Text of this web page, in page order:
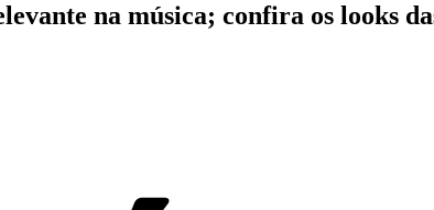
na música; confira os looks